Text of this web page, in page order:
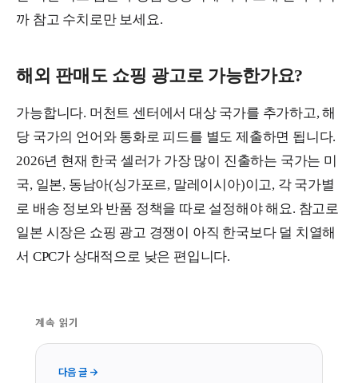
까 참고 수치로만 보세요.
해외 판매도 쇼핑 광고로 가능한가요?
가능합니다. 머천트 센터에서 대상 국가를 추가하고, 해
당 국가의 언어와 통화로 피드를 별도 제출하면 됩니다.
2026년 현재 한국 셀러가 가장 많이 진출하는 국가는 미
국, 일본, 동남아(싱가포르, 말레이시아)이고, 각 국가별
로 배송 정보와 반품 정책을 따로 설정해야 해요. 참고로
일본 시장은 쇼핑 광고 경쟁이 아직 한국보다 덜 치열해
서 CPC가 상대적으로 낮은 편입니다.
계속 읽기
다음 글 →